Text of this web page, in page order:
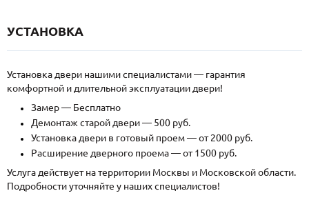
УСТАНОВКА
Установка двери нашими специалистами — гарантия
комфортной и длительной эксплуатации двери!
Замер — Бесплатно
Демонтаж старой двери — 500 руб.
Установка двери в готовый проем — от 2000 руб.
Расширение дверного проема — от 1500 руб.
Услуга действует на территории Москвы и Московской области.
Подробности уточняйте у наших специалистов!